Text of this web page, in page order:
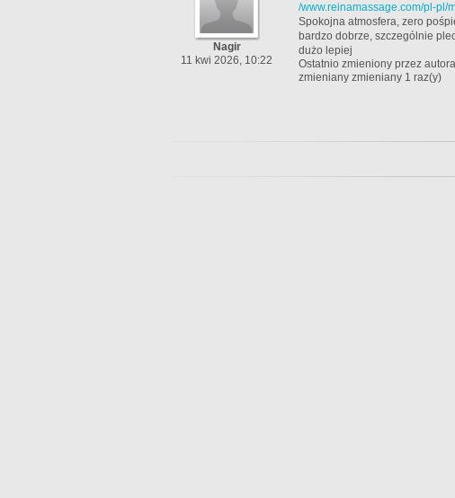
Nagir
11 kwi 2026, 10:22
/www.reinamassage.com/pl-pl/
Spokojna atmosfera, zero
bardzo dobrze, szczególnie
dużo lepiej
Ostatnio zmieniony przez
zmieniany zmieniany 1 raz(y)